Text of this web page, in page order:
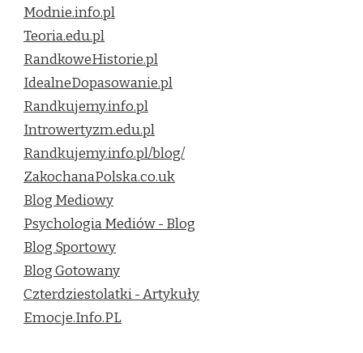
Modnie.info.pl
Teoria.edu.pl
RandkoweHistorie.pl
IdealneDopasowanie.pl
Randkujemy.info.pl
Introwertyzm.edu.pl
Randkujemy.info.pl/blog/
ZakochanaPolska.co.uk
Blog Mediowy
Psychologia Mediów - Blog
Blog Sportowy
Blog Gotowany
Czterdziestolatki - Artykuły
Emocje.Info.PL